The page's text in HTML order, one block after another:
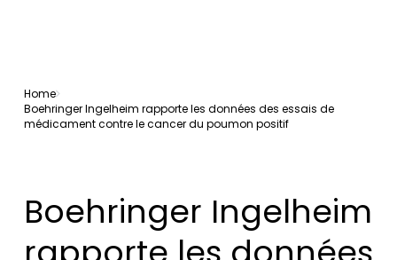
Home
Boehringer Ingelheim rapporte les données des essais de
médicament contre le cancer du poumon positif
Boehringer Ingelheim